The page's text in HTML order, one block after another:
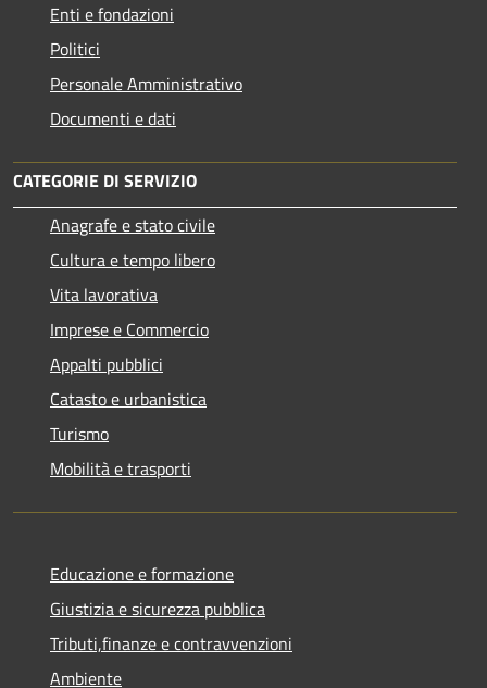
Enti e fondazioni
Politici
Personale Amministrativo
Documenti e dati
CATEGORIE DI SERVIZIO
Anagrafe e stato civile
Cultura e tempo libero
Vita lavorativa
Imprese e Commercio
Appalti pubblici
Catasto e urbanistica
Turismo
Mobilità e trasporti
Educazione e formazione
Giustizia e sicurezza pubblica
Tributi,finanze e contravvenzioni
Ambiente